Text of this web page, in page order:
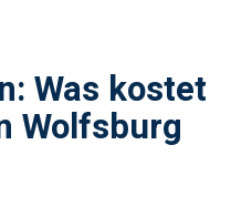
Was kostet
Wolfsburg